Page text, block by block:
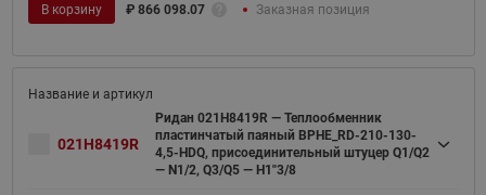
В корзину ₽ 866 098.07 Заказная позиция
021H8419R
Ридан 021H8419R — Теплообменник
пластинчатый паяный BPHE_RD-210-130-
4,5-HDQ, присоединительный штуцер Q1/Q2
— N1/2, Q3/Q5 — H1"3/8